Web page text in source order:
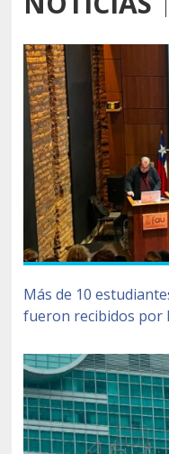
Más de 10
fueron recibidos por